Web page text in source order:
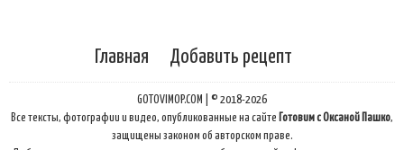
Главная Добавить рецепт
GOTOVIMOP.COM | © 2018-2026
Все тексты, фотографии и видео, опубликованные на сайте Готовим с Оксаной Пашко,
защищены законом об авторском праве.